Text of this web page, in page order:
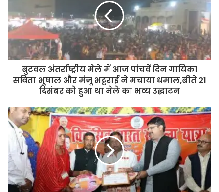
बुटवल अंतर्राष्ट्रीय मेले में आज पांचवें दिन गायिका
सविता भूषाल और मंजू भट्टराई ने मचाया धमाल,बीते 21
दिसंबर को हुआ था मेले का भव्य उद्घाटन